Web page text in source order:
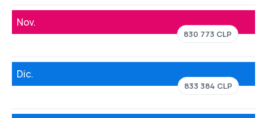
Nov.
830 773 CLP
Dic.
833 384 CLP